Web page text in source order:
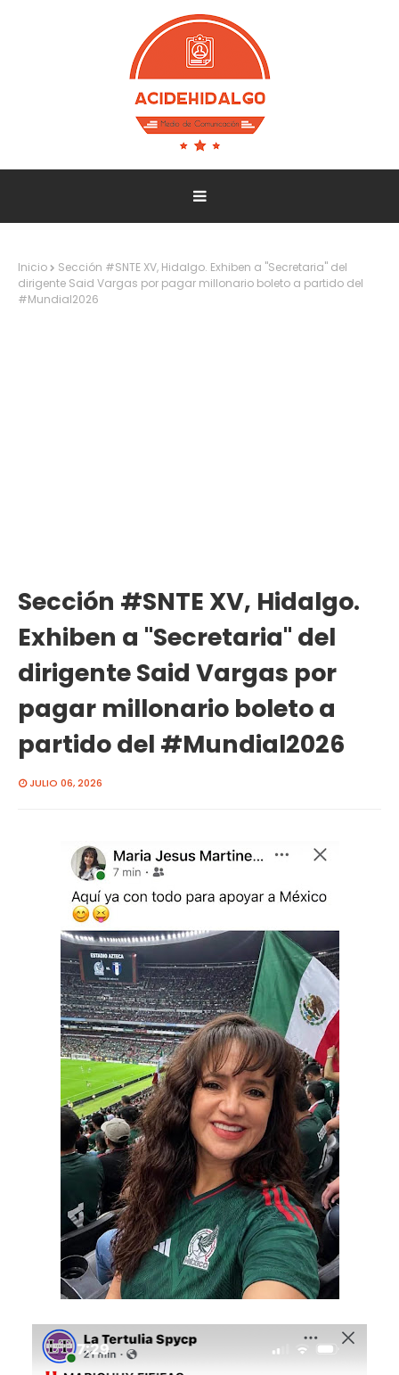
Inicio
Sección #SNTE XV, Hidalgo. Exhiben a "Secretaria" del
dirigente Said Vargas por pagar millonario boleto a partido del
#Mundial2026
Sección #SNTE XV, Hidalgo.
Exhiben a "Secretaria" del
dirigente Said Vargas por
pagar millonario boleto a
partido del #Mundial2026
JULIO 06, 2026